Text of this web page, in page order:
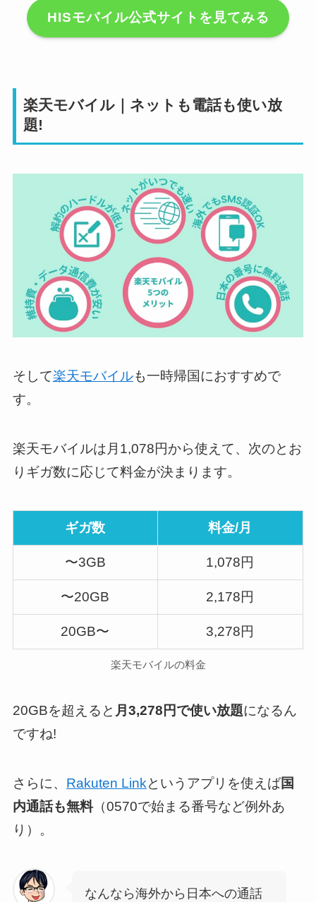
HISモバイル公式サイトを見てみる
楽天モバイル｜ネットも電話も使い放
題!
そして楽天モバイルも一時帰国におすすめで
す。
楽天モバイルは月1,078円から使えて、次のとお
りギガ数に応じて料金が決まります。
ギガ数 料金/月
〜3GB 1,078円
〜20GB 2,178円
20GB〜 3,278円
楽天モバイルの料金
20GBを超えると 月3,278円で使い放題になるん
ですね!
さらに、 Rakuten Linkというアプリを使えば国
内通話も無料（0570で始まる番号など例外あ
り）。
なんなら海外から日本への通話